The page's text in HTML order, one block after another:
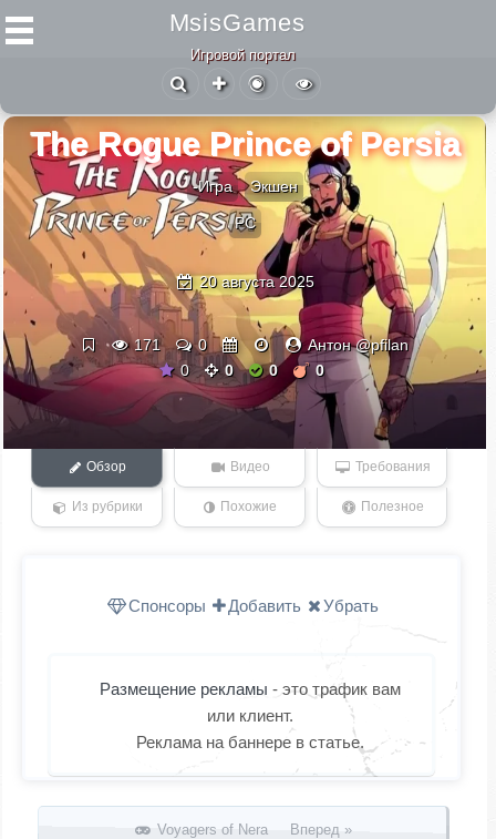
MsisGames
Игровой портал
The Rogue Prince of Persia
-Игра Экшен
PC
20 августа 2025
171 0
Антон @pfilan
0
0 0 0
Обзор Видео Требования
Из рубрики Похожие Полезное
Спонсоры Добавить Убрать
Размещение рекламы - это трафик вам
или клиент.
Реклама на баннере в статье.
Запись навигация
Voyagers of Nera Вперед »